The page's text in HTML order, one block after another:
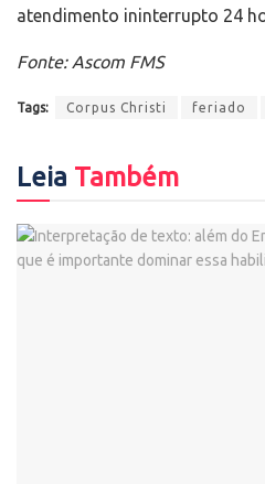
atendimento ininterrupto 24
Fonte: Ascom FMS
Tags: Corpus Christi feriado
Leia Também